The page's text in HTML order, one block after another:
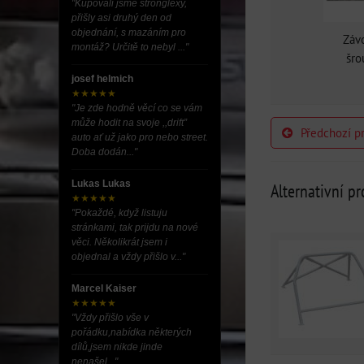
Předchozí
Alternativní
"Kupovali jsme stronglexy,
přišly asi druhý den od
objednání, s mazáním pro
montáž? Určitě to nebyl ..."
josef helmich
★★★★★
"Je zde hodně věcí co se vám
může hodit na svoje ,,drift”
auto ať už jako pro nebo street.
Doba dodán..."
Lukas Lukas
★★★★★
"Pokaždé, když listuju
stránkami, tak prijdu na nové
věci. Několikrát jsem i
objednal a vždy přišlo v..."
Marcel Kaiser
★★★★★
"Vždy přišlo vše v
pořádku,nabídka některých
dílů,jsem nikde jinde
nenašel..."